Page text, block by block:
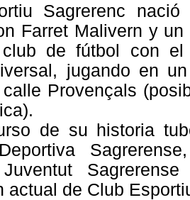
Sagrerenc
Farret Malivern y
de fútbol con el
jugando en
Provençals
de su historia
Juventut
actual de Club